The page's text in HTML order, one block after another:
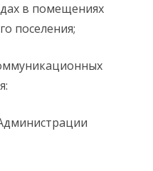
в помещениях
поселения;